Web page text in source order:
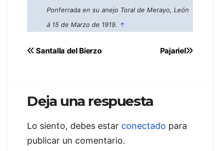
Ponferrada en su anejo Toral de Merayo, León
á 15 de Marzo de 1919. ↑
Navegación
entradas
Pajariel
Santalla del Bierzo
Deja una respuesta
Lo siento, debes estar conectado para
publicar un comentario.